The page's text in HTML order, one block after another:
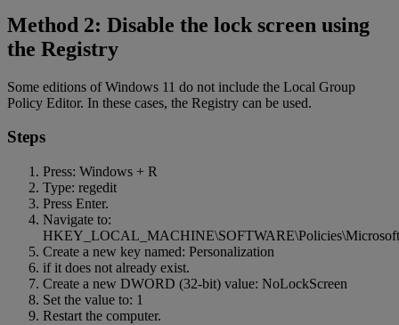
Method 2: Disable the lock screen using
the Registry
Some editions of Windows 11 do not include the Local Group
Policy Editor. In these cases, the Registry can be used.
Steps
Press: Windows + R
Type: regedit
Press Enter.
Navigate to:
Create a new key named: Personalization
if it does not already exist.
Create a new DWORD (32-bit) value: NoLockScreen
Set the value to: 1
Restart the computer.